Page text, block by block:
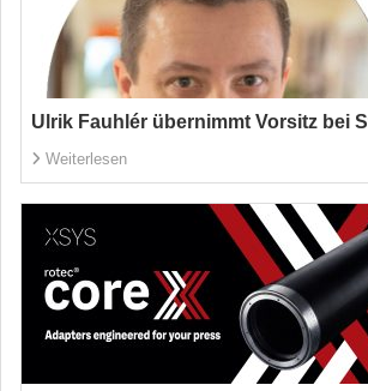
Ulrik Fauhlér übernimmt Vorsitz bei
Weiterlesen